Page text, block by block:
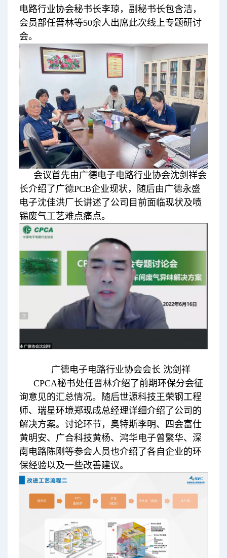
电路行业协会秘书长李琼，副秘书长包含洁，
会员部任晋林等50余人出席此次线上专题研讨
会。
会议首先由广德电子电路行业协会沈剑祥会
长介绍了广德PCB企业现状，随后由广德永盛
电子沈佳洪厂长讲述了公司目前面临现状及喷
锡废气工艺难点痛点。
广德电子电路行业协会会长 沈剑祥
CPCA秘书处任晋林介绍了前期环保分会征
询意见的汇总情况。随后世源科技王荣钢工程
师、瑞星环境郑现成总经理详细介绍了公司的
解决方案。讨论环节，奥特斯李明、四会富仕
黄明安、广合科技黄杨、鸿华电子曾繁华、深
南电路陈刚等参会人员也介绍了各自企业的环
保经验以及一些改善建议。